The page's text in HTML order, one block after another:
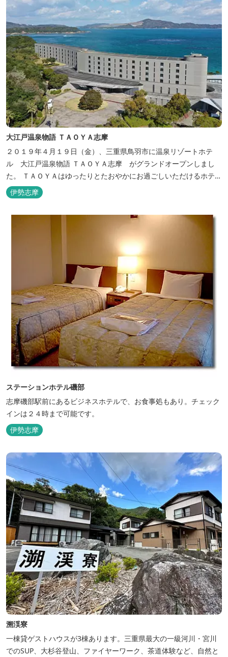
大江戸温泉物語 ＴＡＯＹＡ志摩
２０１９年４月１９日（金）、三重県鳥羽市に温泉リゾートホテ
ル 大江戸温泉物語 ＴＡＯＹＡ志摩 がグランドオープンしまし
た。 ＴＡＯＹＡはゆったりとたおやかにお過ごしいただけるホテル
を目指し、カキの産地の鳥羽市浦村町にオープンしました。 目の前
は太平洋に注ぐ伊勢湾の海の風景が広がり、後背は山に囲まれ、自
然豊かな環境で、正にゆったりとたおやかに時が流れています。
「インフィニティ風呂」と呼...
伊勢志摩
ステーションホテル磯部
志摩磯部駅前にあるビジネスホテルで、お食事処もあり。チェック
インは２４時まで可能です。
伊勢志摩
溯渓寮
一棟貸ゲストハウスが3棟あります。三重県最大の一級河川・宮川
でのSUP、大杉谷登山、ファイヤーワーク、茶道体験など、自然と